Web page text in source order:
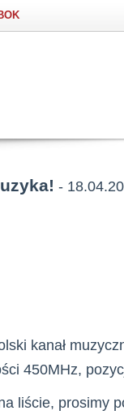
-
kanał
450MHz,
liście, prosimy